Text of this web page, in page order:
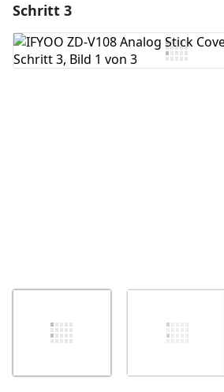
Kommentar hinzufügen
Schritt 3